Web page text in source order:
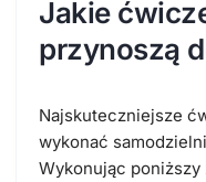
Jakie
przynoszą
Najskuteczniejsze
wykonać
Wykonując